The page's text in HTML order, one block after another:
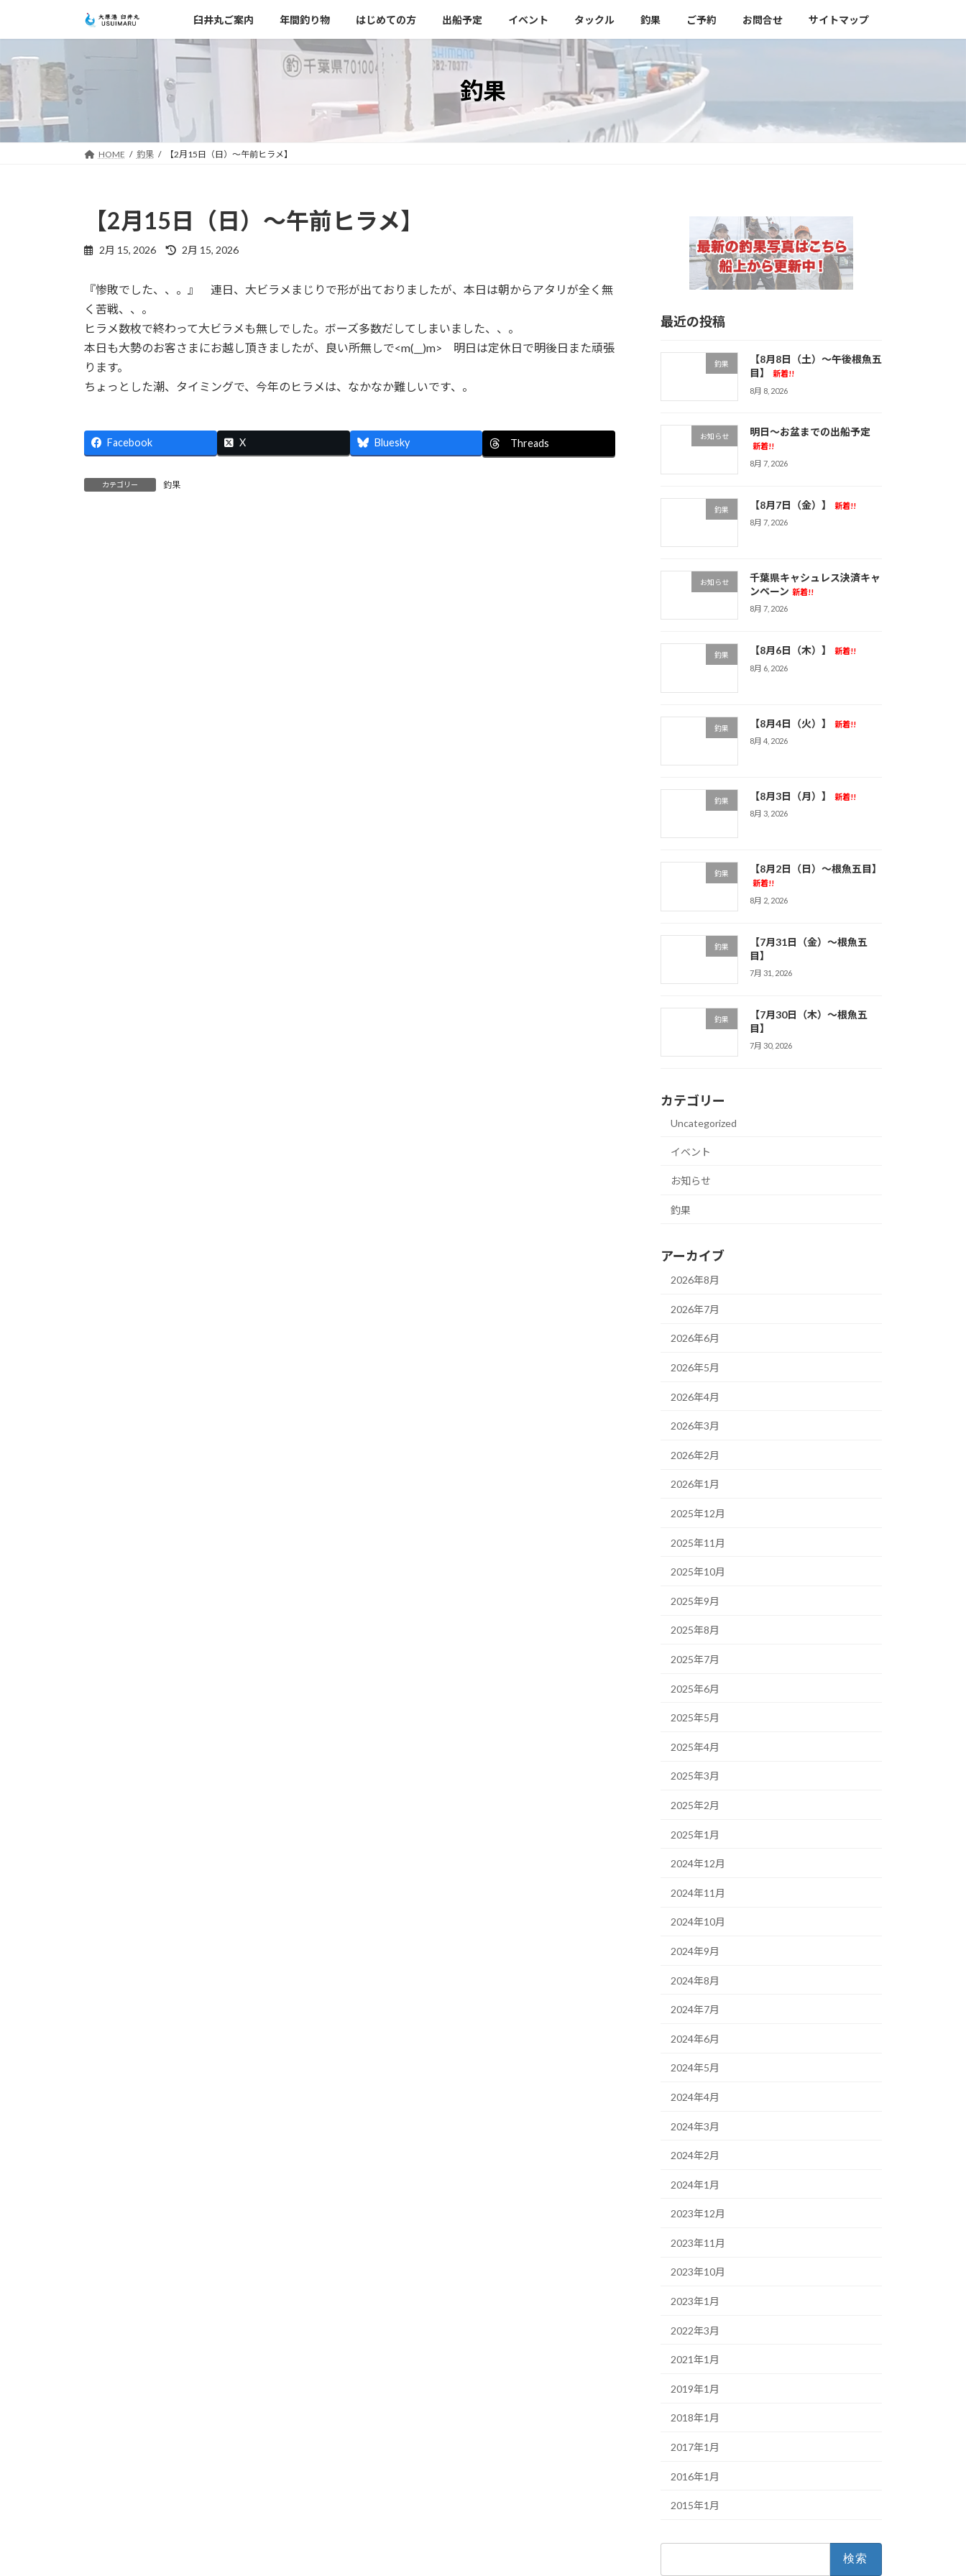
テ
ン
ツ
へ
キ
ッ
ゲ
ー
シ
ョ
に
移
臼井丸ご案内 年間釣り物 はじめての方 出船予定 イベント タックル 釣果 ご予約 お問合せ サイトマップ
釣果
HOME 釣果 【2月15日（日）～午前ヒラメ】
【2月15日（日）～午前ヒラメ】
2月 15, 2026
最
新
:
2月 15, 2026
『惨敗でした、、。』 連日、大ビラメまじりで形が出ておりましたが、本日は朝からアタリが全く無
く苦戦、、。
ヒラメ数枚で終わって大ビラメも無しでした。ボーズ多数だしてしまいました、、。
本日も大勢のお客さまにお越し頂きましたが、良い所無しで<m(__)m> 明日は定休日で明後日また頑張
ります。
ちょっとした潮、タイミングで、今年のヒラメは、なかなか難しいです、。
Facebook X Bluesky Threads
カテゴリー 釣果
最近の投稿
釣果
【8月8日（土）～午後根魚五
目】
新着!!
8月 8, 2026
お知らせ 明日～お盆までの出船予定
新着!!
8月 7, 2026
釣果 【8月7日（金）】
新着!!
8月 7, 2026
お知らせ
千葉県キャシュレス決済キャ
ンペーン 新着!!
8月 7, 2026
釣果 【8月6日（木）】
新着!!
8月 6, 2026
釣果 【8月4日（火）】
新着!!
8月 4, 2026
釣果 【8月3日（月）】
新着!!
8月 3, 2026
釣果 【8月2日（日）～根魚五目】
新着!!
8月 2, 2026
釣果
【7月31日（金）～根魚五
目】
7月 31, 2026
釣果
【7月30日（木）～根魚五
目】
7月 30, 2026
カテゴリー
Uncategorized
イベント
お知らせ
釣果
アーカイブ
2026年8月
2026年7月
2026年6月
2026年5月
2026年4月
2026年3月
2026年2月
2026年1月
2025年12月
2025年11月
2025年10月
2025年9月
2025年8月
2025年7月
2025年6月
2025年5月
2025年4月
2025年3月
2025年2月
2025年1月
2024年12月
2024年11月
2024年10月
2024年9月
2024年8月
2024年7月
2024年6月
2024年5月
2024年4月
2024年3月
2024年2月
2024年1月
2023年12月
2023年11月
2023年10月
2023年1月
2022年3月
2021年1月
2019年1月
2018年1月
2017年1月
2016年1月
2015年1月